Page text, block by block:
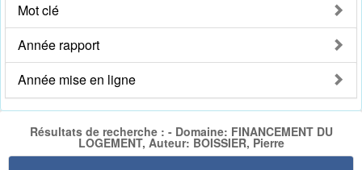
Mot clé
Année rapport
Année mise en ligne
Résultats de recherche : - Domaine: FINANCEMENT DU
LOGEMENT, Auteur: BOISSIER, Pierre